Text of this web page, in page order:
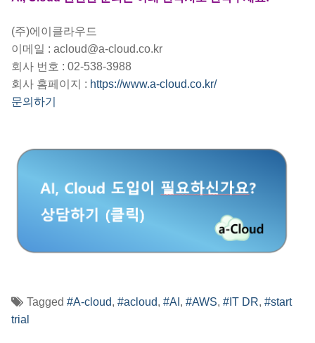
(주)에이클라우드
이메일 : acloud@a-cloud.co.kr
회사 번호 : 02-538-3988
회사 홈페이지 : https://www.a-cloud.co.kr/
문의하기
Tagged #A-cloud, #acloud, #AI , #AWS, #IT DR, #start
trial